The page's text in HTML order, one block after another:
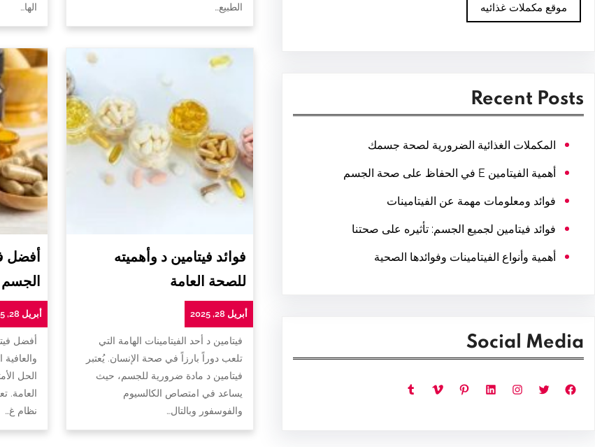
موقع مكملات غذائيه
Recent Posts
المكملات الغذائية الضرورية لصحة جسمك
أهمية الفيتامين E في الحفاظ على صحة الجسم
فوائد ومعلومات مهمة عن الفيتامينات
فوائد فيتامين لجميع الجسم: تأثيره على صحتنا
أهمية وأنواع الفيتامينات وفوائدها الصحية
Social Media
فيسبوك تويتر إنستجرام لينكد إن بينتريست فيميو تمبلر
الطبيع…
الها…
فوائد فيتامين د وأهميته
للصحة العامة
أبريل 28, 2025
فيتامين د أحد الفيتامينات الهامة التي
تلعب دوراً بارزاً في صحة الإنسان. يُعتبر
فيتامين د مادة ضرورية للجسم، حيث
يساعد في امتصاص الكالسيوم
والفوسفور وبالتال…
أفضل
الجسم
أبريل 28, 2025
أفضل
الحل
العامة.
نظام غ…